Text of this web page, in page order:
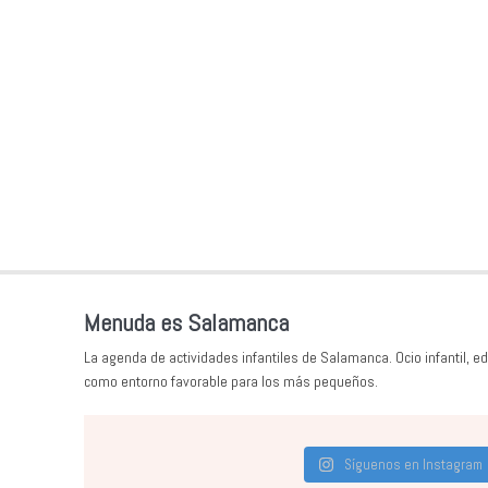
Menuda es Salamanca
La agenda de actividades infantiles de Salamanca. Ocio infantil,
como entorno favorable para los más pequeños.
Síguenos en Instagram